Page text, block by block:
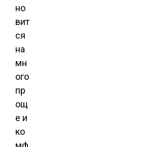
но
вит
ся
на
мн
ого
пр
ощ
е и
ко